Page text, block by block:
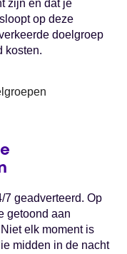
zijn en dat je
op deze
doelgroep
kosten.
7 geadverteerd. Op
getoond aan
elk moment is
midden in de nacht